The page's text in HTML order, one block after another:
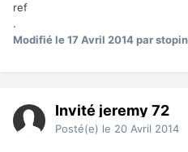
ref
.
Modifiéle 17 Avril 2014par
Invité jeremy 72
Posté(e) le 20 Avril 2014